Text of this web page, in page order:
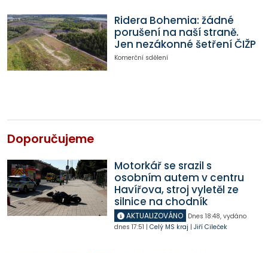
Ridera Bohemia: žádné
porušení na naší straně.
Jen nezákonné šetření ČIŽP
Komerční sdělení
Doporučujeme
Motorkář se srazil s
osobním autem v centru
Havířova, stroj vyletěl ze
silnice na chodník
AKTUALIZOVÁNO Dnes 18:48, vydáno
dnes 17:51 | Celý MS kraj | Jiří Cileček